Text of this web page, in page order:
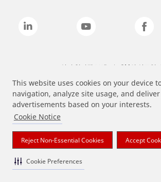
This website uses cookies on your device
navigation, analyze site usage, and deliver
advertisements based on your interests.
Cookie Notice
Reject Non-Essential Cookies Accept
Cookie Preferences
상기 열거된 브랜드는 3M의 상표입